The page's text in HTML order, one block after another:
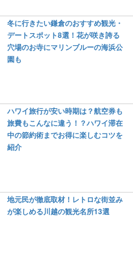
冬に行きたい鎌倉のおすすめ観光・
デートスポット8選！花が咲き誇る
穴場のお寺にマリンブルーの海浜公
園も
ハワイ旅行が安い時期は？航空券も
旅費もこんなに違う！？ハワイ滞在
中の節約術までお得に楽しむコツを
紹介
地元民が徹底取材！レトロな街並み
が楽しめる川越の観光名所13選